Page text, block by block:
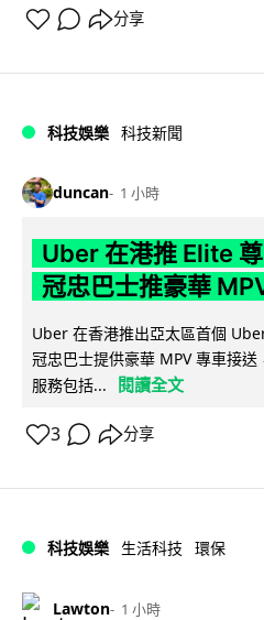
分享
科技娛樂 科技新聞
duncan 1 小時
Uber 在港推 Elite
冠忠巴士推豪華
Uber 在香港推出亞太區首個
冠忠巴士提供豪華 MPV 專車接送
服務包括...
閱讀全文
3 分享
科技娛樂 生活科技 環保
Lawton 1 小時